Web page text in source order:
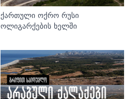
ქართული ოქრო რუსი
ოლიგარქების ხელში